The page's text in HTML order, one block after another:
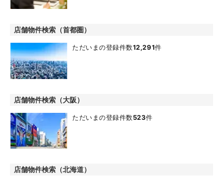
店舗物件検索（首都圏）
ただいまの登録件数12,291件
店舗物件検索（大阪）
ただいまの登録件数523件
店舗物件検索（北海道）